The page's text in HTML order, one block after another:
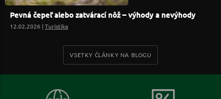
Pevná čepeľ alebo zatvárací nôž – výhody a nevýhody
12.02.2026 |Turistika
VSETKY ČLÁNKY NA BLOGU